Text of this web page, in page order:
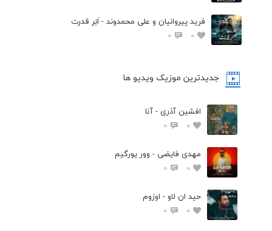
فرید پیروانیان و علی محمدوند - اَبَر قدرت
0
0
جدیدترین موزیک ویدیو ها
افشین آذری - آنا
0
0
مهدی فایضی - وور یورگیم
0
0
حید ان لاو - اوزوم
0
0